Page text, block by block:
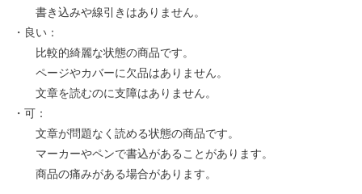
書き込みや線引きはありません。
・良い：
比較的綺麗な状態の商品です。
ページやカバーに欠品はありません。
文章を読むのに支障はありません。
・可：
文章が問題なく読める状態の商品です。
マーカーやペンで書込があることがあります。
商品の痛みがある場合があります。